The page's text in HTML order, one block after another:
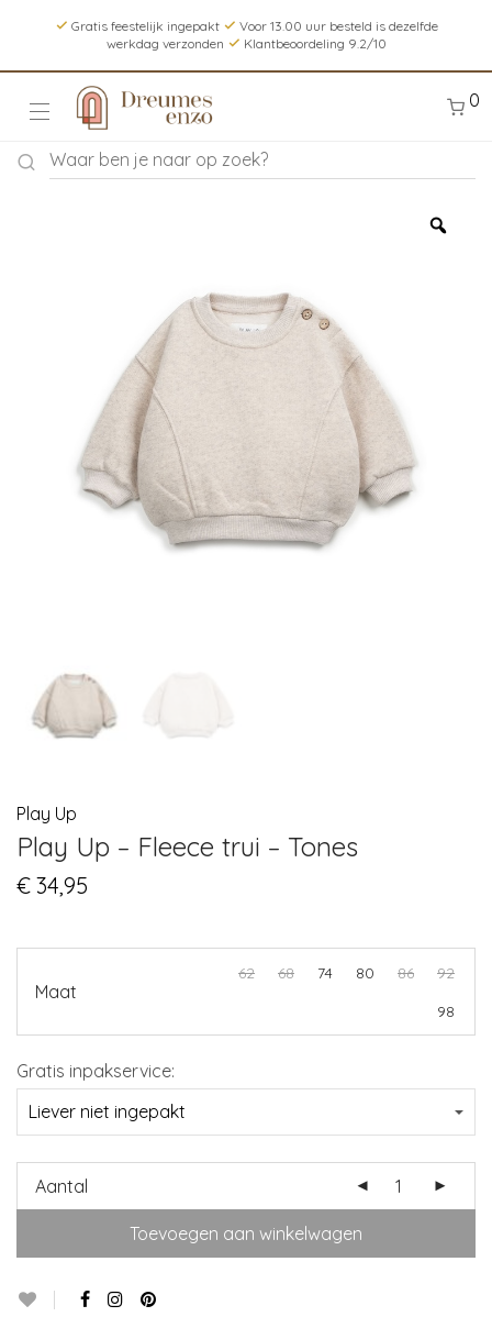
Gratis feestelijk ingepakt
Voor 13.00 uur besteld is dezelfde
werkdag verzonden
Klantbeoordeling 9.2/10
0
Play Up
Play Up – Fleece trui – Tones
€ 34,95
Maat
62 68 74 80 86
92
98
Gratis inpakservice:
Aantal
Toevoegen aan winkelwagen